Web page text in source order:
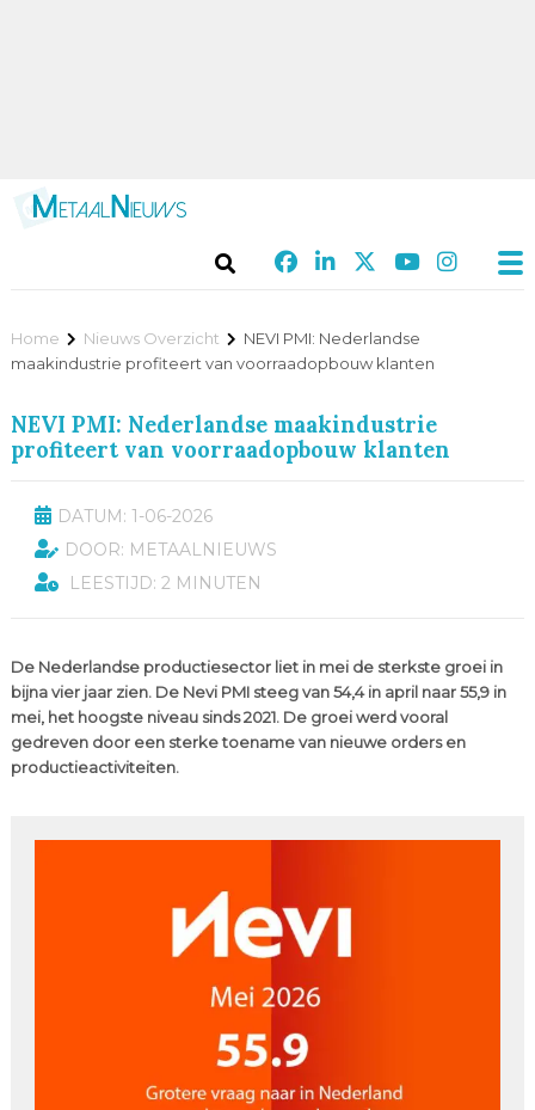
Home Nieuws Overzicht
NEVI PMI: Nederlandse
maakindustrie profiteert van voorraadopbouw klanten
NEVI PMI: Nederlandse maakindustrie
profiteert van voorraadopbouw klanten
DATUM: 1-06-2026
DOOR: METAALNIEUWS
LEESTIJD: 2 MINUTEN
De Nederlandse productiesector liet in mei de sterkste groei in
bijna vier jaar zien. De Nevi PMI steeg van 54,4 in april naar 55,9 in
mei, het hoogste niveau sinds 2021. De groei werd vooral
gedreven door een sterke toename van nieuwe orders en
productieactiviteiten.